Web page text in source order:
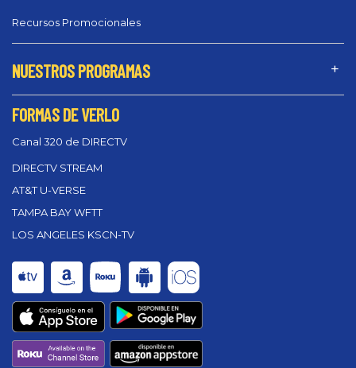
Recursos Promocionales
NUESTROS PROGRAMAS
FORMAS DE VERLO
Canal 320 de DIRECTV
DIRECTV STREAM
AT&T U-VERSE
TAMPA BAY WFTT
LOS ANGELES KSCN-TV